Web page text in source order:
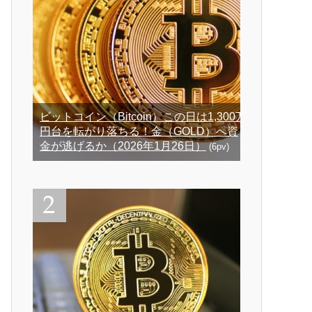
ビットコイン（Bitcoin）この日は1,300万
円台を転がり落ちる！金（GOLD）へ資
金が逃げるか（2026年1月26日） (6pv)